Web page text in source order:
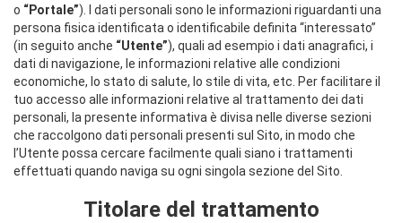
o “Portale”). I dati personali sono le informazioni riguardanti una
persona fisica identificata o identificabile definita “interessato”
(in seguito anche “Utente”), quali ad esempio i dati anagrafici, i
dati di navigazione, le informazioni relative alle condizioni
economiche, lo stato di salute, lo stile di vita, etc. Per facilitare il
tuo accesso alle informazioni relative al trattamento dei dati
personali, la presente informativa è divisa nelle diverse sezioni
che raccolgono dati personali presenti sul Sito, in modo che
l’Utente possa cercare facilmente quali siano i trattamenti
effettuati quando naviga su ogni singola sezione del Sito.
Titolare del trattamento